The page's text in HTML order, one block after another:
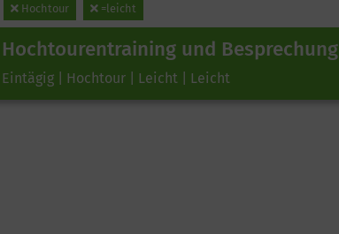
Hochtour =leicht
Hochtourentraining und Besprechung
Eintägig | Hochtour | Leicht | Leicht